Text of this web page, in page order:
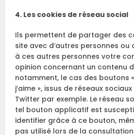
4. Les cookies de réseau social
Ils permettent de partager des
site avec d’autres personnes
à ces autres personnes votre
opinion concernant un contenu
notamment, le cas des boutons
j’aime », issus de réseaux
Twitter par exemple. Le réseau
tel bouton applicatif est
identifier grâce à ce bouton,
pas utilisé lors de la